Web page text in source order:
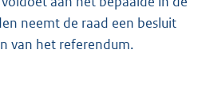
neemt de raad een besluit
van het referendum.